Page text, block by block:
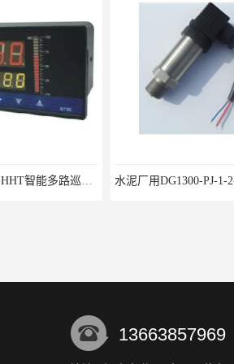
WP-D816-01-08-HHT智能多路巡检仪
13663857969